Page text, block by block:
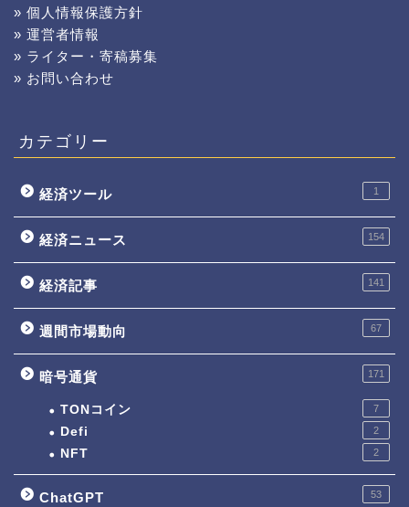
» 個人情報保護方針
» 運営者情報
» ライター・寄稿募集
» お問い合わせ
カテゴリー
経済ツール 1
経済ニュース 154
経済記事 141
週間市場動向 67
暗号通貨 171
TONコイン 7
Defi 2
NFT 2
ChatGPT 53